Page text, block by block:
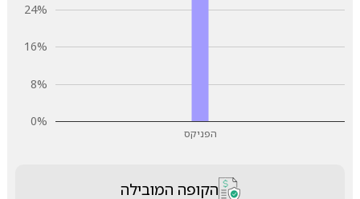
הפניקס
0%
8%
16%
24%
הקופה המובילה